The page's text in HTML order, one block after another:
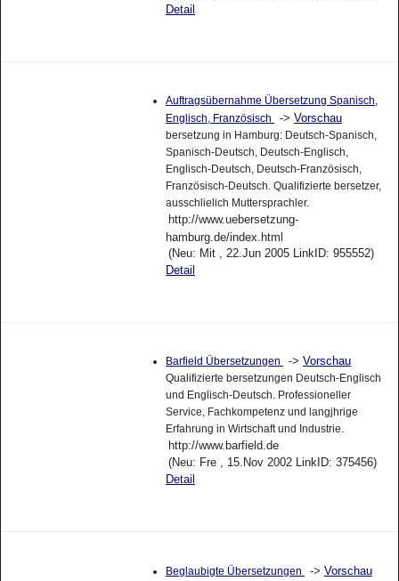
Detail
Auftragsübernahme Übersetzung Spanisch,
Englisch, Französisch
-> Vorschau
bersetzung in Hamburg: Deutsch-Spanisch,
Spanisch-Deutsch, Deutsch-Englisch,
Englisch-Deutsch, Deutsch-Französisch,
Französisch-Deutsch. Qualifizierte bersetzer,
ausschlielich Muttersprachler.
http://www.uebersetzung-
hamburg.de/index.html
(Neu: Mit , 22.Jun 2005 LinkID: 955552)
Detail
Barfield Übersetzungen -> Vorschau
Qualifizierte bersetzungen Deutsch-Englisch
und Englisch-Deutsch. Professioneller
Service, Fachkompetenz und langjhrige
Erfahrung in Wirtschaft und Industrie.
http://www.barfield.de
(Neu: Fre , 15.Nov 2002 LinkID: 375456)
Detail
Beglaubigte Übersetzungen -> Vorschau